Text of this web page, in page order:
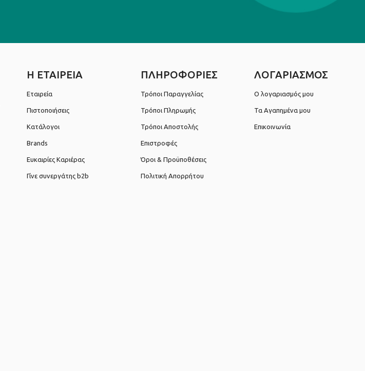
Η ΕΤΑΙΡΕΙΑ
Εταιρεία
Πιστοποιήσεις
Κατάλογοι
Brands
Ευκαιρίες Καριέρας
Γίνε συνεργάτης b2b
ΠΛΗΡΟΦΟΡΙΕΣ
Τρόποι Παραγγελίας
Τρόποι Πληρωμής
Τρόποι Αποστολής
Επιστροφές
Όροι & Προϋποθέσεις
Πολιτική Απορρήτου
ΛΟΓΑΡΙΑΣΜΟΣ
Ο λογαριασμός μου
Τα Αγαπημένα μου
Επικοινωνία